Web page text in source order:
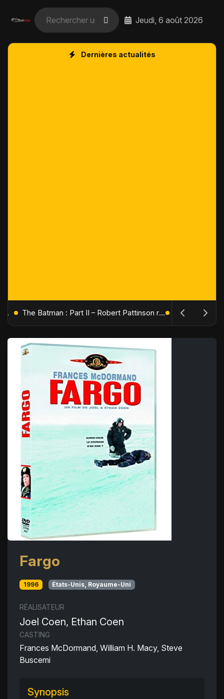
Jeudi, 6 août 2026
Dernières actualités
L'Âge de Glace : Le Réveil du Volcan – Manny, Sid et Diego de retour pour une aventure explosive The Batman : Part II – Robert Pattinson replonge dans les ténèbres de Gotham dès octobre 2027
Fargo
1996 États-Unis, Royaume-Uni
RÉALISATEUR
Joel Coen, Ethan Coen
CASTING
Frances McDormand, William H. Macy, Steve
Buscemi
Synopsis